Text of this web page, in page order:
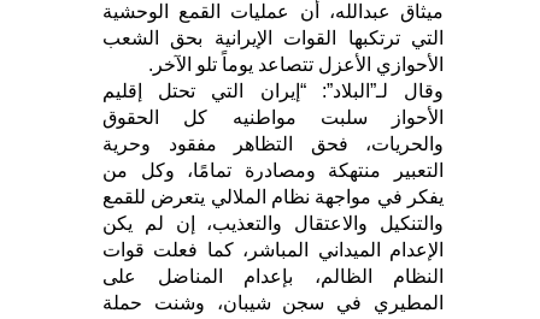
ميثاق عبدالله، أن عمليات القمع الوحشية
التي ترتكبها القوات الإيرانية بحق الشعب
الأحوازي الأعزل تتصاعد يوماً تلو الآخر.
وقال لـ”البلاد”: “إيران التي تحتل إقليم
الأحواز سلبت مواطنيه كل الحقوق
والحريات، فحق التظاهر مفقود وحرية
التعبير منتهكة ومصادرة تمامًا، وكل من
يفكر في مواجهة نظام الملالي يتعرض للقمع
والتنكيل والاعتقال والتعذيب، إن لم يكن
الإعدام الميداني المباشر، كما فعلت قوات
النظام الظالم، بإعدام المناضل على
المطيري في سجن شيبان، وشنت حملة